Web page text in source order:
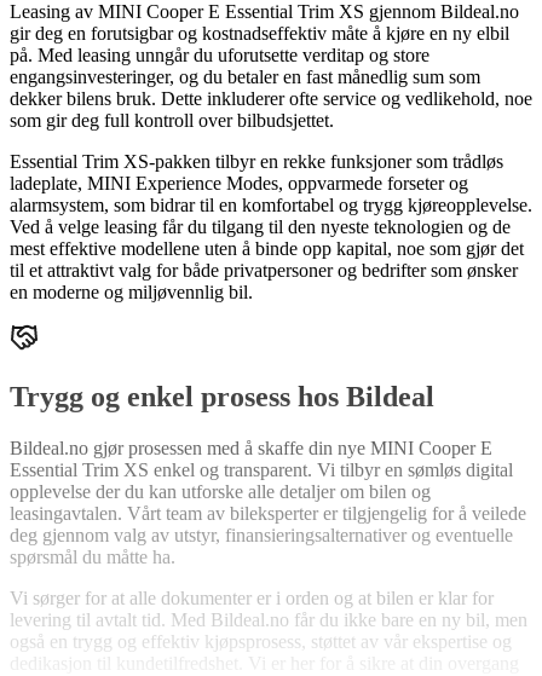
Leasing av MINI Cooper E Essential Trim XS gjennom Bildeal.no
gir deg en forutsigbar og kostnadseffektiv måte å kjøre en ny elbil
på. Med leasing unngår du uforutsette verditap og store
engangsinvesteringer, og du betaler en fast månedlig sum som
dekker bilens bruk. Dette inkluderer ofte service og vedlikehold, noe
som gir deg full kontroll over bilbudsjettet.
Essential Trim XS-pakken tilbyr en rekke funksjoner som trådløs
ladeplate, MINI Experience Modes, oppvarmede forseter og
alarmsystem, som bidrar til en komfortabel og trygg kjøreopplevelse.
Ved å velge leasing får du tilgang til den nyeste teknologien og de
mest effektive modellene uten å binde opp kapital, noe som gjør det
til et attraktivt valg for både privatpersoner og bedrifter som ønsker
en moderne og miljøvennlig bil.
Trygg og enkel prosess hos Bildeal
Bildeal.no gjør prosessen med å skaffe din nye MINI Cooper E
Essential Trim XS enkel og transparent. Vi tilbyr en sømløs digital
opplevelse der du kan utforske alle detaljer om bilen og
leasingavtalen. Vårt team av bileksperter er tilgjengelig for å veilede
deg gjennom valg av utstyr, finansieringsalternativer og eventuelle
spørsmål du måtte ha.
Vi sørger for at alle dokumenter er i orden og at bilen er klar for
levering til avtalt tid. Med Bildeal.no får du ikke bare en ny bil, men
også en trygg og effektiv kjøpsprosess, støttet av vår ekspertise og
dedikasjon til kundetilfredshet. Vi er her for å sikre at din overgang